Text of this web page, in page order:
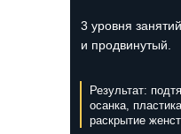
3 уровня
и продвинутый.
Результат:
осанка,
раскрытие